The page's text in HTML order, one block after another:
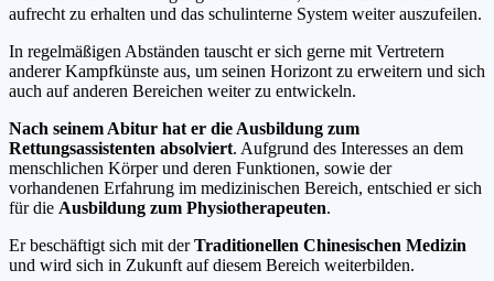
aufrecht zu erhalten und das schulinterne System weiter auszufeilen.
In regelmäßigen Abständen tauscht er sich gerne mit Vertretern
anderer Kampfkünste aus, um seinen Horizont zu erweitern und sich
auch auf anderen Bereichen weiter zu entwickeln.
Nach seinem Abitur hat er die Ausbildung zum
Rettungsassistenten absolviert. Aufgrund des Interesses an dem
menschlichen Körper und deren Funktionen, sowie der
vorhandenen Erfahrung im medizinischen Bereich, entschied er sich
für die Ausbildung zum Physiotherapeuten.
Er beschäftigt sich mit derTraditionellen Chinesischen Medizin
und wird sich in Zukunft auf diesem Bereich weiterbilden.